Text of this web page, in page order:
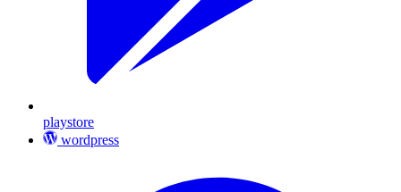
playstore
wordpress